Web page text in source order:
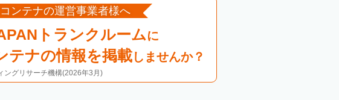
ンテナの運営事業者様へ
トランクルームに
テナの情報を掲載しませんか？
ングリサーチ機構(2026年3月)